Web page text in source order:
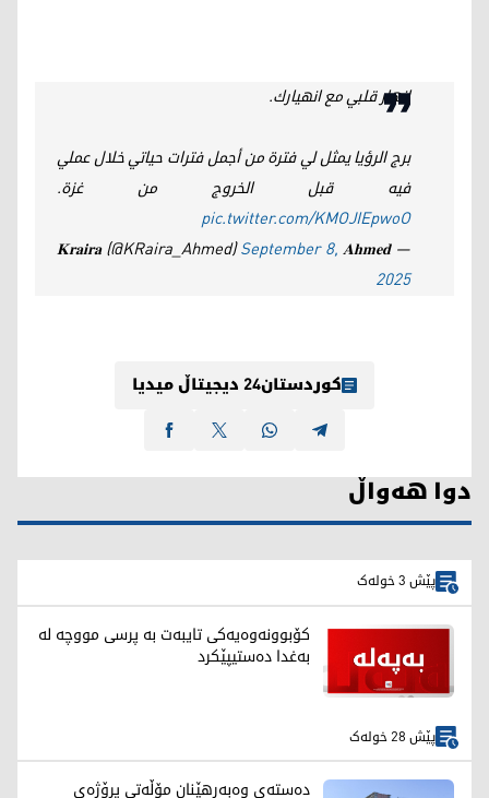
انهار قلبي مع انهيارك.
برج الرؤيا يمثل لي فترة من أجمل فترات حياتي خلال عملي
فيه قبل الخروج من غزة.
pic.twitter.com/KMOJIEpwoO
— 𝐀𝐡𝐦𝐞𝐝 ‏𝐊𝐫𝐚𝐢𝐫𝐚 (@KRaira_Ahmed)
September 8,
2025
کوردستان24 دیجیتاڵ میدیا
دوا هەواڵ
پێش 3 خولەک
کۆبوونەوەیەکی تایبەت بە پرسی مووچە لە
بەغدا دەستیپێکرد
پێش 28 خولەک
دەستەی وەبەرهێنان مۆڵەتی پڕۆژەی